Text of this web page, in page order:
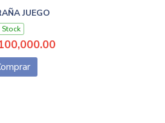
JUEGO
Stock